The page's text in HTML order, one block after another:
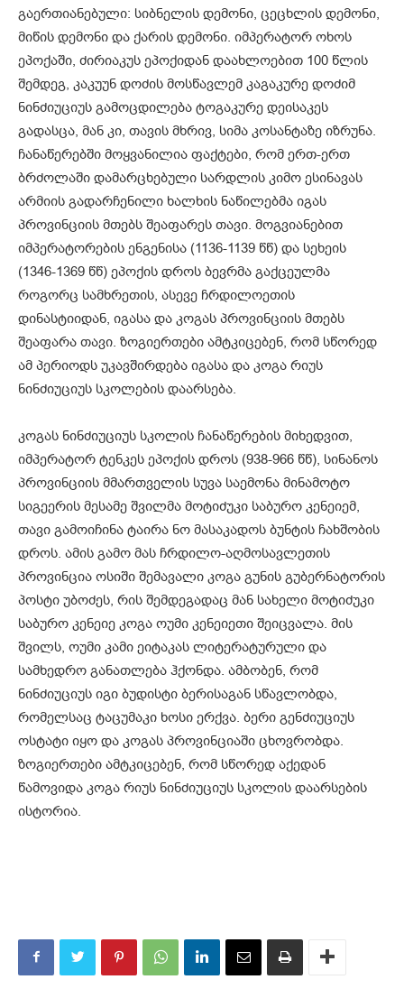
გაერთიანებული: სიბნელის დემონი, ცეცხლის დემონი,
მიწის დემონი და ქარის დემონი. იმპერატორ ოხოს
ეპოქაში, ძირიაკუს ეპოქიდან დაახლოებით 100 წლის
შემდეგ, კაკუუნ დოძის მოსწავლემ კაგაკურე დოძიმ
ნინძიუციუს გამოცდილება ტოგაკურე დეისაკეს
გადასცა, მან კი, თავის მხრივ, სიმა კოსანტაზე იზრუნა.
ჩანაწერებში მოყვანილია ფაქტები, რომ ერთ-ერთ
ბრძოლაში დამარცხებული სარდლის კიმო ესინავას
არმიის გადარჩენილი ხალხის ნაწილებმა იგას
პროვინციის მთებს შეაფარეს თავი. მოგვიანებით
იმპერატორების ენგენისა (1136-1139 წწ) და სეხეის
(1346-1369 წწ) ეპოქის დროს ბევრმა გაქცეულმა
როგორც სამხრეთის, ასევე ჩრდილოეთის
დინასტიიდან, იგასა და კოგას პროვინციის მთებს
შეაფარა თავი. ზოგიერთები ამტკიცებენ, რომ სწორედ
ამ პერიოდს უკავშირდება იგასა და კოგა რიუს
ნინძიუციუს სკოლების დაარსება.
კოგას ნინძიუციუს სკოლის ჩანაწერების მიხედვით,
იმპერატორ ტენკეს ეპოქის დროს (938-966 წწ), სინანოს
პროვინციის მმართველის სუვა საემონა მინამოტო
სიგეერის მესამე შვილმა მოტიძუკი საბურო კენეიემ,
თავი გამოიჩინა ტაირა ნო მასაკადოს ბუნტის ჩახშობის
დროს. ამის გამო მას ჩრდილო-აღმოსავლეთის
პროვინცია ოსიში შემავალი კოგა გუნის გუბერნატორის
პოსტი უბოძეს, რის შემდეგადაც მან სახელი მოტიძუკი
საბურო კენეიე კოგა ოუმი კენეიეთი შეიცვალა. მის
შვილს, ოუმი კამი ეიტაკას ლიტერატურული და
სამხედრო განათლება ჰქონდა. ამბობენ, რომ
ნინძიუციუს იგი ბუდისტი ბერისაგან სწავლობდა,
რომელსაც ტაცუმაკი ხოსი ერქვა. ბერი გენძიუციუს
ოსტატი იყო და კოგას პროვინციაში ცხოვრობდა.
ზოგიერთები ამტკიცებენ, რომ სწორედ აქედან
წამოვიდა კოგა რიუს ნინძიუციუს სკოლის დაარსების
ისტორია.